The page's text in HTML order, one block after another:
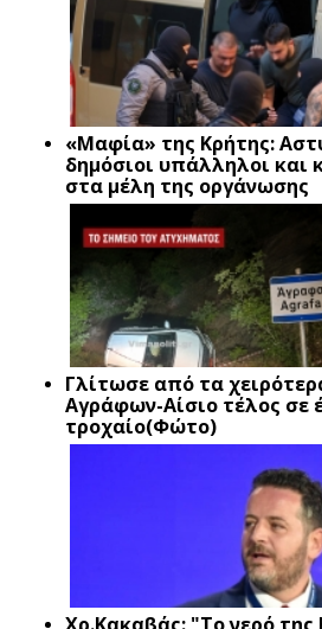
«Μαφία» της Κρήτης:
δημόσιοι υπάλληλοι και
στα μέλη της οργάνωσης
Γλίτωσε από τα
Αγράφων-Αίσιο τέλος σε
τροχαίο(Φώτο)